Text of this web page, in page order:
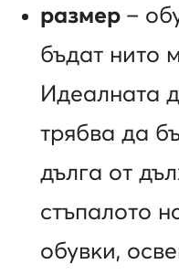
размер –
бъдат нито
Идеалната
трябва да
дълга от
стъпалото
обувки,